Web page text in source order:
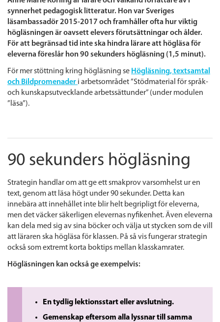
synnerhet pedagogisk litteratur. Hon var Sveriges
läsambassadör 2015-2017 och framhåller ofta hur viktig
högläsningen är oavsett elevers förutsättningar och ålder.
För att begränsad tid inte ska hindra lärare att högläsa för
eleverna föreslår hon 90 sekunders högläsning (1,5 minut).
För mer stöttning kring högläsning se Högläsning, textsamtal
och Bildpromenader i arbetsområdet ”Stödmaterial för språk-
och kunskapsutvecklande arbetssättunder” (under modulen
”läsa”).
90 sekunders högläsning
Strategin handlar om att ge ett smakprov varsomhelst ur en
text, genom att läsa högt under 90 sekunder. Detta kan
innebära att innehållet inte blir helt begripligt för eleverna,
men det väcker säkerligen elevernas nyfikenhet. Även eleverna
kan dela med sig av sina böcker och välja ut stycken som de vill
att läraren ska högläsa för klassen. På så vis fungerar strategin
också som extremt korta boktips mellan klasskamrater.
Högläsningen kan också ge exempelvis:
En tydlig lektionsstart eller avslutning.
Gemenskap eftersom alla lyssnar till samma